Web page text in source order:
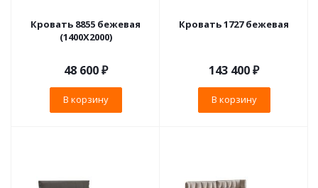
Кровать 8855 бежевая
(1400X2000)
48 600₽
В корзину
Кровать 1727 бежевая
143 400₽
В корзину